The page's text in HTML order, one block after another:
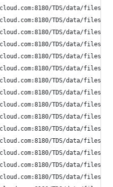
TDS/data/files/
TDS/data/files/p9/
TDS/data/files/p9/
TDS/data/files/p9/
TDS/data/files/p9/
TDS/data/files/p9/
TDS/data/files/p9/
TDS/data/files/p9/
TDS/data/files/p9/
TDS/data/files/p9/
TDS/data/files/p9/
TDS/data/files/p9/
TDS/data/files/p9/
TDS/data/files/p9/
TDS/data/files/p9/